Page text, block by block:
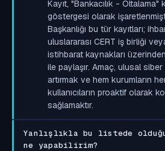
Kayıt, "Bankacılık -
göstergesi olarak
Başkanlığı bu tür kayıtları;
uluslararası CERT iş birliği
istihbarat kaynakları
ile paylaşır. Amaç, ulusal
artırmak ve hem kurumların
kullanıcıların proaktif olarak
sağlamaktır.
Yanlışlıkla bu listede
ne yapabilirim?